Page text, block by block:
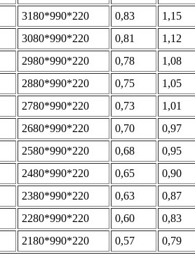
3180*990*220 0,83
1,15
3080*990*220 0,81
1,12
2980*990*220 0,78
1,08
2880*990*220 0,75
1,05
2780*990*220 0,73
1,01
2680*990*220 0,70
0,97
2580*990*220 0,68
0,95
2480*990*220 0,65
0,90
2380*990*220 0,63
0,87
2280*990*220 0,60
0,83
2180*990*220 0,57 0,79